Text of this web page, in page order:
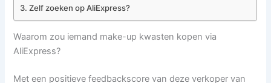
Zelf zoeken op AliExpress?
Waarom zou iemand make-up kwasten kopen via
AliExpress?
Met een positieve feedbackscore van deze verkoper van